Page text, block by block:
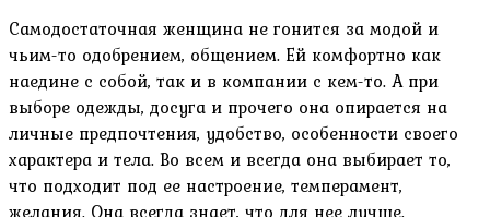
Самодостаточная женщина не гонится за модой и
чьим-то одобрением, общением. Ей комфортно как
наедине с собой, так и в компании с кем-то. А при
выборе одежды, досуга и прочего она опирается на
личные предпочтения, удобство, особенности своего
характера и тела. Во всем и всегда она выбирает то,
что подходит под ее настроение, темперамент,